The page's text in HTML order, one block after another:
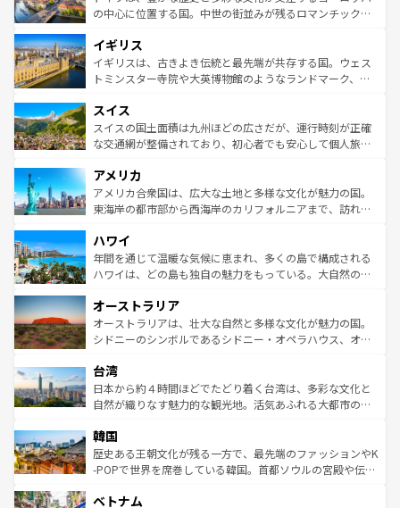
ンテンツ一覧を参照してほしい。
から魅了する。また、フランスは美食の国としても知ら
いる。シャンパンの発祥地であるランス、プロヴァンスの
香り高いラベンダー畑など、多彩な楽しみ方が可能だ。さ
らに、パリ以外の地域にも魅力が溢れており、どの街角に
れる地方に足を運ぶとそれぞれで全く異なる文化を体験で
きるだろう。 なお、新着のフランス情報はコンテンツ一覧
を参照してほしい。
の中心に位置する国。中世の街並みが残るロマンチック街
顔を持つこの国は、どこを歩いても飽きることがない。ベ
ルリンの文化的活気、バイエルン州のアルプスの絶景、そ
してライン川沿いのワイン畑といった風景は必見。ビール
は、お酒好きな人にはぜひ体験してほしい。 なお、新着の
ドイツ情報はコンテンツ一覧を参照してほしい。
イギリス
イギリスは、古きよき伝統と最先端が共存する国。ウェス
トミンスター寺院や大英博物館のようなランドマーク、歴
リアごとに異なる魅力がある。また、優雅なアフタヌーン
ティー、ビール好きにはたまらない英国パブ、サッカー観
戦など、本場だからこそできる体験も豊富。イギリスを旅
ンツ一覧を参照してほしい。
スイス
スイスの国土面積は九州ほどの広さだが、運行時刻が正確
な交通網が整備されており、初心者でも安心して個人旅行
の建物がそのまま残る町や、スイスならではのユニークな
博物館もあり、アルプス観光だけでなく町歩きも満喫する
ことができる。国民の所得が高いため物価も高いが、旅行
ば市内交通費無料で観光を楽しむこともできる。 なお、新
着のスイス情報はコンテンツ一覧 を参照してほしい。
アメリカ
アメリカ合衆国は、広大な土地と多様な文化が魅力の国。
東海岸の都市部から西海岸のカリフォルニアまで、訪れる
のような巨大都市は、観光、ショッピング、エンターテイ
ンメントが詰まった刺激的なスポットだ。一方、アメリカ
西部には大自然が広がり、グランドキャニオンやイエロー
部のニューオーリンズでは、音楽と美食が融合した独特の
文化が魅力。旅行者はアメリカの各地域で異なる魅力を楽
しみながら、その多様性と豊かな歴史を感じることができ
ならではの贅沢な旅のスタイルだ。 なお、新着のアメリカ
情報はコンテンツ一覧を参照してほしい。
ハワイ
年間を通じて温暖な気候に恵まれ、多くの島で構成される
ハワイは、どの島も独自の魅力をもっている。大自然の神
ワイ島は見逃せない。また、定番の観光地といえばオアフ
島だが、静かな自然を求めるならマウイ島やカウアイ島が
おすすめ。エメラルドグリーンに輝く海をはじめ、豊かな
れるおもてなしの心で訪れる人々を迎えてくれるハワイの
人々、おいしいローカルフードやハワイアンミュージッ
ク、伝統的なフラダンスなど、すべてがハワイの魅力を彩
ワイを、存分に味わってほしい。 なお、新着のハワイ情報
はコンテンツ一覧を参照してほしい。
オーストラリア
オーストラリアは、壮大な自然と多様な文化が魅力の国。
シドニーのシンボルであるシドニー・オペラハウス、オー
リアリーフや大陸中央部にそびえるウルル（エアーズロッ
ク）、タスマニアの美しい原生林やケアンズの熱帯雨林な
ど、見どころがたくさん。また、カフェやワイン、オージ
いる。アクティビティも充実しており、サーフィンやダイ
ビング、ハイキングなど、アウトドア好きにはたまらな
い。オーストラリアの多彩な魅力を存分に味わいつくそ
参照してほしい。
台湾
日本から約４時間ほどでたどり着く台湾は、多彩な文化と
自然が織りなす魅力的な観光地。活気あふれる大都市の台
ン）、静ひつな山岳地帯である台湾東部など、都市の喧騒
と山間の静けさが共存しており、訪れる人に新しい発見と
驚きをもたらしてくれる。また、奥深い台湾の食文化も魅
容にもいいと評判のスイーツなど、バラエティ豊かな料理
韓国
歴史ある王朝文化が残る一方で、最先端のファッションやK
-POPで世界を席巻している韓国。首都ソウルの宮殿や伝統
き、地方に足を延ばせば四季折々の自然美を楽しむことが
ベトナム